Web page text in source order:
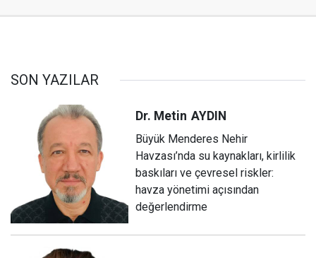
SON YAZILAR
Dr. Metin AYDIN
Büyük Menderes Nehir
Havzası’nda su kaynakları, kirlilik
baskıları ve çevresel riskler:
havza yönetimi açısından
değerlendirme